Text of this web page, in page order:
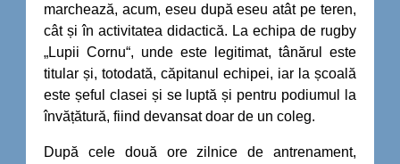
marchează, acum, eseu după eseu atât pe teren,
cât și în activitatea didactică. La echipa de rugby
„Lupii Cornu“, unde este legitimat, tânărul este
titular și, totodată, căpitanul echipei, iar la școală
este șeful clasei și se luptă și pentru podiumul la
învățătură, fiind devansat doar de un coleg.
După cele două ore zilnice de antrenament,